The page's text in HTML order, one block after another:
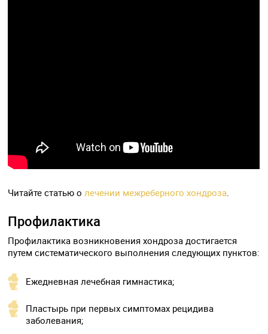
Читайте статью олечении межреберного хондроза.
Профилактика
Профилактика возникновения хондроза достигается
путем систематического выполнения следующих пунктов:
Ежедневная лечебная гимнастика;
Пластырь при первых симптомах рецидива
заболевания;